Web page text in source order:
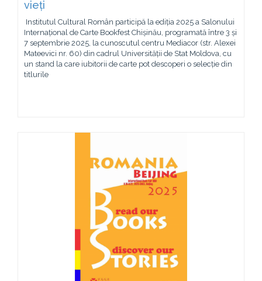
vieți
Institutul Cultural Român participă la ediția 2025 a Salonului
Internațional de Carte Bookfest Chișinău, programată între 3 și
7 septembrie 2025, la cunoscutul centru Mediacor (str. Alexei
Mateevici nr. 60) din cadrul Universității de Stat Moldova, cu
un stand la care iubitorii de carte pot descoperi o selecție din
titlurile